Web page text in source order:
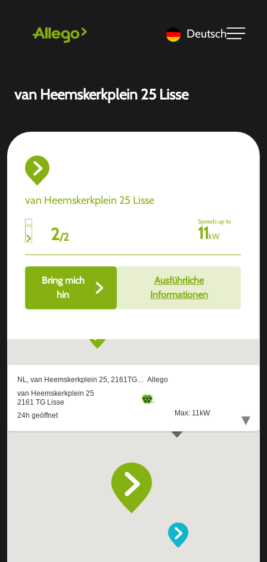
Deutsch
van Heemskerkplein 25 Lisse
van Heemskerkplein 25 Lisse
2/2
Speeds up to
11kW
Bring mich
hin
Ausführliche
Informationen